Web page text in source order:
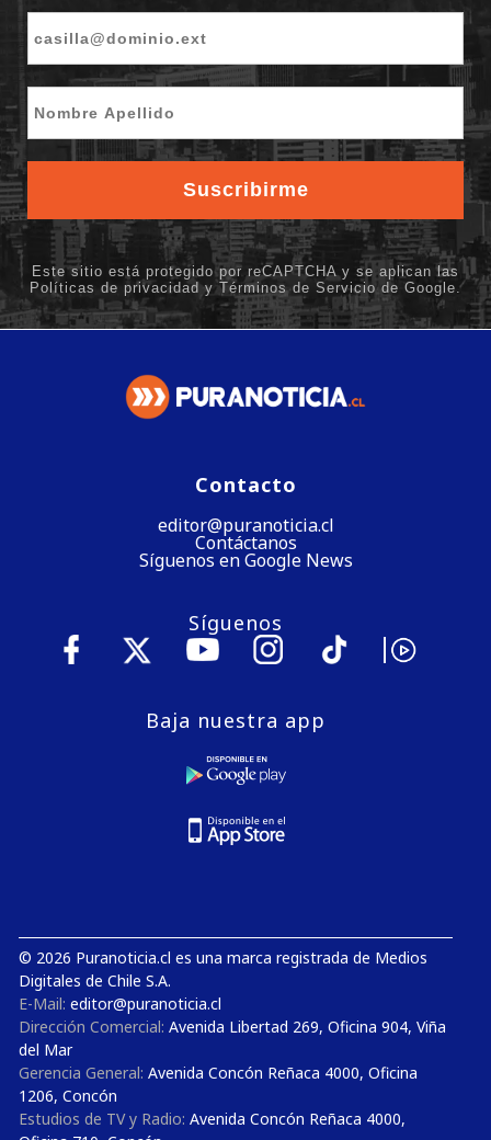
Contacto
editor@puranoticia.cl
Contáctanos
Síguenos en Google News
Síguenos
Baja nuestra app
© 2026 Puranoticia.cl es una marca registrada de Medios
Digitales de Chile S.A.
E-Mail: editor@puranoticia.cl
Dirección Comercial: Avenida Libertad 269, Oficina 904, Viña
del Mar
Gerencia General: Avenida Concón Reñaca 4000, Oficina
1206, Concón
Estudios de TV y Radio: Avenida Concón Reñaca 4000,